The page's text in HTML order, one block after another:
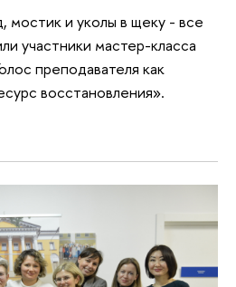
мостик и уколы в щеку - все
участники мастер-класса
преподавателя как
восстановления».